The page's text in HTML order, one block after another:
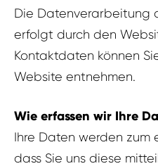
Die Datenverarbeitung
erfolgt durch den
Kontaktdaten können
Website entnehmen.
Wie erfassen wir Ihre
Ihre Daten werden zum
dass Sie uns diese